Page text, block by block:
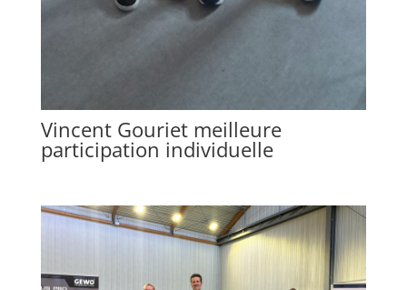
Vincent Gouriet meilleure
participation individuelle